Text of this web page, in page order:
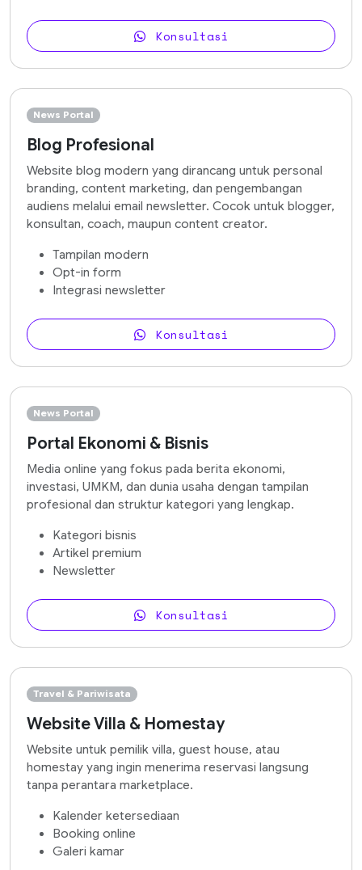
Konsultasi
News Portal
Blog Profesional
Website blog modern yang dirancang untuk personal
branding, content marketing, dan pengembangan
audiens melalui email newsletter. Cocok untuk blogger,
konsultan, coach, maupun content creator.
Tampilan modern
Opt-in form
Integrasi newsletter
Konsultasi
News Portal
Portal Ekonomi & Bisnis
Media online yang fokus pada berita ekonomi,
investasi, UMKM, dan dunia usaha dengan tampilan
profesional dan struktur kategori yang lengkap.
Kategori bisnis
Artikel premium
Newsletter
Konsultasi
Travel & Pariwisata
Website Villa & Homestay
Website untuk pemilik villa, guest house, atau
homestay yang ingin menerima reservasi langsung
tanpa perantara marketplace.
Kalender ketersediaan
Booking online
Galeri kamar